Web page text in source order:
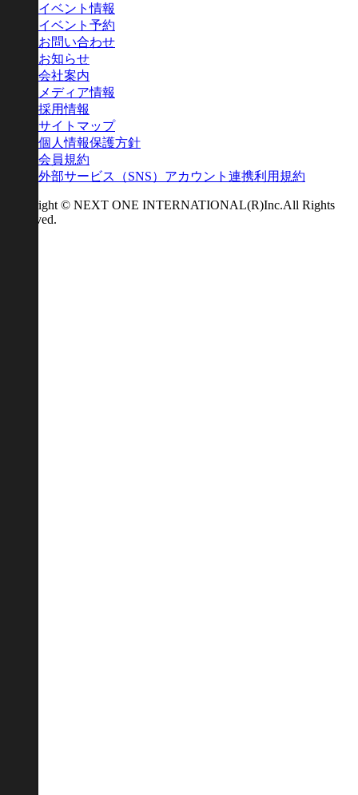
イベント情報
イベント予約
お問い合わせ
お知らせ
会社案内
メディア情報
採用情報
サイトマップ
個人情報保護方針
会員規約
外部サービス（SNS）アカウント連携利用規約
Copyright © NEXT ONE INTERNATIONAL(R)Inc.All Rights
Reserved.